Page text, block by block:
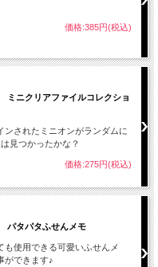
価格:385円(税込)
ミニクリアファイルコレクショ
ンされたミニオンがランダムに
見つかったかな？
価格:275円(税込)
パタパタふせんメモ
も使用できる可愛いふせんメ
ができます♪